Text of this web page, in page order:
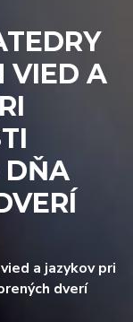
VIED A
DŇA
a jazykov pri
dverí